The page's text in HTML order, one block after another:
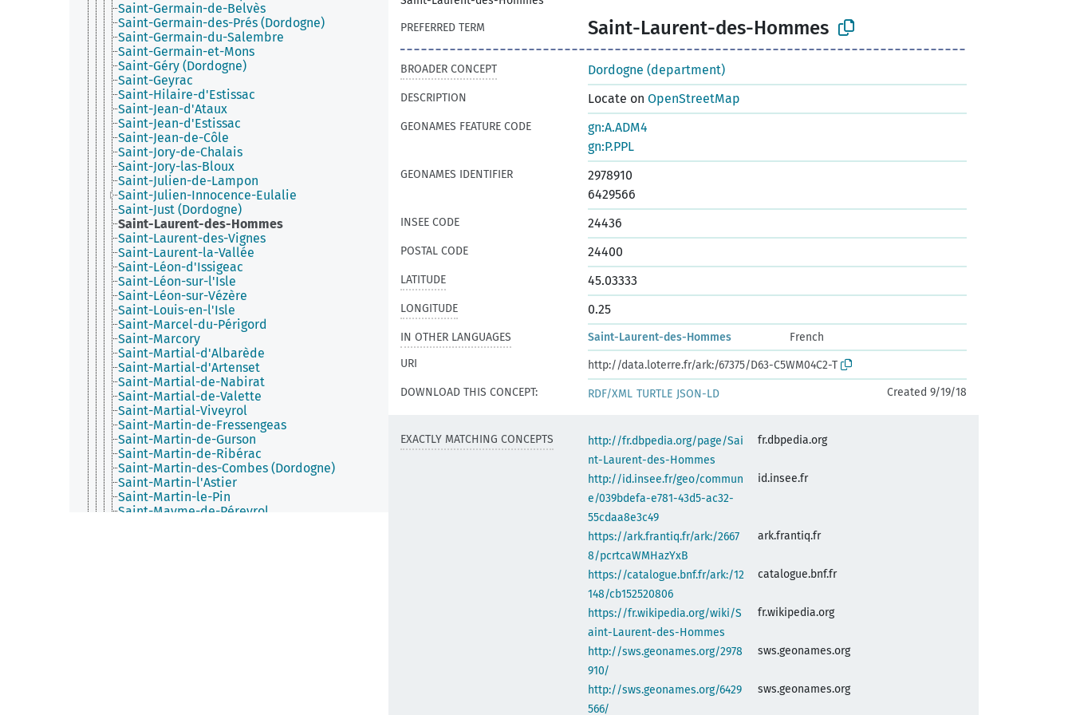
Saint-Germain-de-Belvès
Saint-Germain-des-Prés (Dordogne)
Saint-Germain-du-Salembre
Saint-Germain-et-Mons
Saint-Géry (Dordogne)
Saint-Geyrac
Saint-Hilaire-d'Estissac
Saint-Jean-d'Ataux
Saint-Jean-d'Estissac
Saint-Jean-de-Côle
Saint-Jory-de-Chalais
Saint-Jory-las-Bloux
Saint-Julien-de-Lampon
Saint-Julien-Innocence-Eulalie
Saint-Just (Dordogne)
Saint-Laurent-des-Hommes
Saint-Laurent-des-Vignes
Saint-Laurent-la-Vallée
Saint-Léon-d'Issigeac
Saint-Léon-sur-l'Isle
Saint-Léon-sur-Vézère
Saint-Louis-en-l'Isle
Saint-Marcel-du-Périgord
Saint-Marcory
Saint-Martial-d'Albarède
Saint-Martial-d'Artenset
Saint-Martial-de-Nabirat
Saint-Martial-de-Valette
Saint-Martial-Viveyrol
Saint-Martin-de-Fressengeas
Saint-Martin-de-Gurson
Saint-Martin-de-Ribérac
Saint-Martin-des-Combes (Dordogne)
Saint-Martin-l'Astier
Saint-Martin-le-Pin
Saint-Mayme-de-Péreyrol
PREFERRED TERM
Saint-Laurent-des-Hommes
BROADER CONCEPT Dordogne (department)
DESCRIPTION Locate on OpenStreetMap
GEONAMES FEATURE CODE
gn:A.ADM4
gn:P.PPL
GEONAMES IDENTIFIER
2978910
6429566
INSEE CODE 24436
POSTAL CODE 24400
LATITUDE 45.03333
LONGITUDE 0.25
IN OTHER LANGUAGES Saint-Laurent-des-Hommes
French
URI
http://data.loterre.fr/ark:/67375/D63-C5WM04C2-T
DOWNLOAD THIS CONCEPT:
RDF/XML TURTLE JSON-LD Created 9/19/18
EXACTLY MATCHING CONCEPTS
http://fr.dbpedia.org/page/Sai
nt-Laurent-des-Hommes
fr.dbpedia.org
http://id.insee.fr/geo/commun
e/039bdefa-e781-43d5-ac32-
55cdaa8e3c49
id.insee.fr
https://ark.frantiq.fr/ark:/2667
8/pcrtcaWMHazYxB
ark.frantiq.fr
https://catalogue.bnf.fr/ark:/12
148/cb152520806
catalogue.bnf.fr
https://fr.wikipedia.org/wiki/S
aint-Laurent-des-Hommes
fr.wikipedia.org
http://sws.geonames.org/2978
910/
sws.geonames.org
http://sws.geonames.org/6429
566/
sws.geonames.org